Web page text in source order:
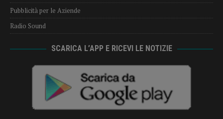
Pubblicità per le Aziende
Radio Sound
SCARICA L’APP E RICEVI LE NOTIZIE